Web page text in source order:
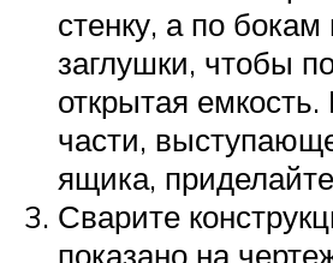
стенку, а по
заглушки, чтобы
открытая
части,
ящика,
Сварите
показано на